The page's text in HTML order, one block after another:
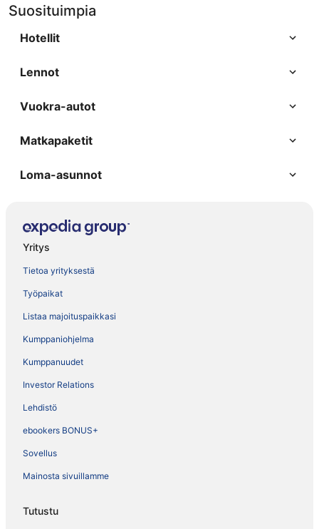
Suosituimpia
Hotellit
Lennot
Vuokra-autot
Matkapaketit
Loma-asunnot
Yritys
Tietoa yrityksestä
Työpaikat
Listaa majoituspaikkasi
Kumppaniohjelma
Kumppanuudet
Investor Relations
Lehdistö
ebookers BONUS+
Sovellus
Mainosta sivuillamme
Tutustu